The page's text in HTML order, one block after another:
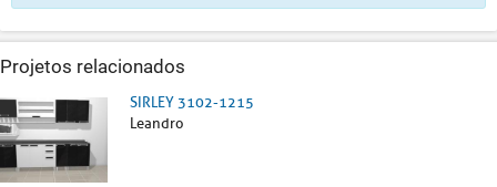
Projetos relacionados
SIRLEY 3102-1215
Leandro